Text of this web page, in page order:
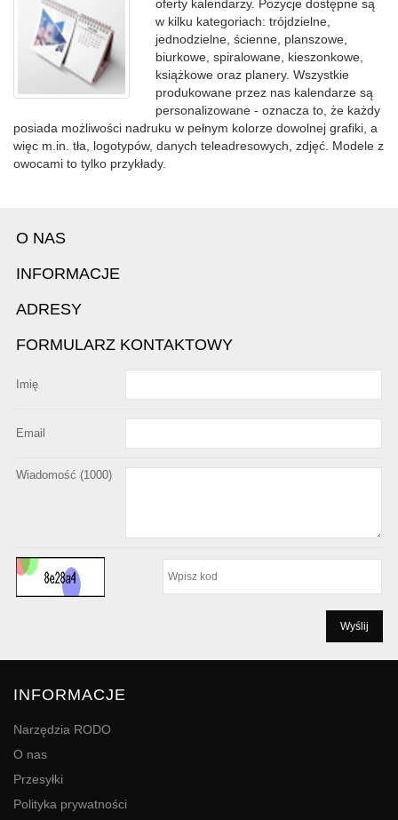
oferty kalendarzy. Pozycje dostępne są
w kilku kategoriach: trójdzielne,
jednodzielne, ścienne, planszowe,
biurkowe, spiralowane, kieszonkowe,
książkowe oraz planery. Wszystkie
produkowane przez nas kalendarze są
personalizowane - oznacza to, że każdy
posiada możliwości nadruku w pełnym kolorze dowolnej grafiki, a
więc m.in. tła, logotypów, danych teleadresowych, zdjęć. Modele z
owocami to tylko przykłady.
O NAS
INFORMACJE
ADRESY
FORMULARZ KONTAKTOWY
Imię
Email
Wiadomość (1000)
INFORMACJE
Narzędzia RODO
O nas
Przesyłki
Polityka prywatności